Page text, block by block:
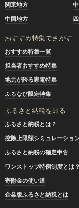
関東地方
中国地方
おすすめ特集でさがす
おすすめ特集一覧
担当者おすすめ特集
地元が誇る家電特集
ふるなび限定特集
ふるさと納税を知る
ふるさと納税とは？
控除上限額シミュレーショ
ふるさと納税の確定申告
ワンストップ特例制度とは？
寄附金の使い道
企業版ふるさと納税とは